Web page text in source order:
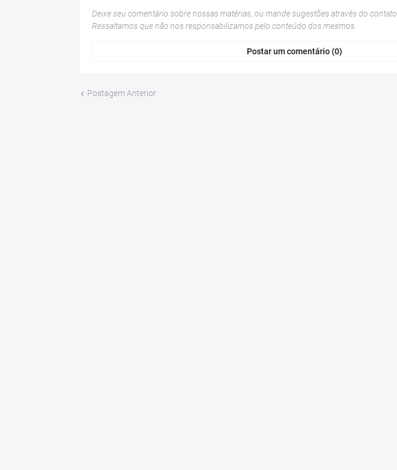
Deixe seu comentário sobre nossas matérias, ou mande sugestões através do contato
Ressaltamos que não nos responsabilizamos pelo conteúdo dos mesmos.
Postar um comentário (0)
Postagem Anterior